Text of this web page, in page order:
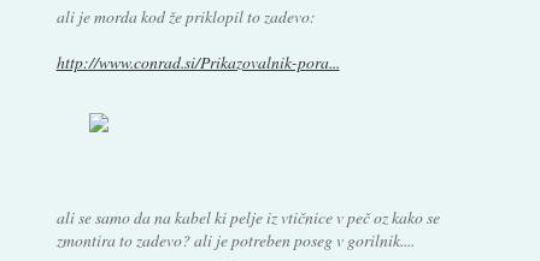
ali je morda kod že priklopil to zadevo:
http://www.conrad.si/Prikazovalnik-pora...
ali se samo da na kabel ki pelje iz vtičnice v peč oz kako se
zmontira to zadevo? ali je potreben poseg v gorilnik....